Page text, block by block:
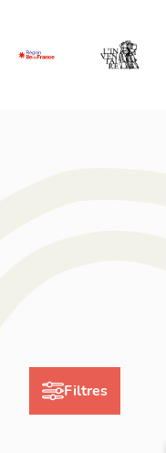
Filtres